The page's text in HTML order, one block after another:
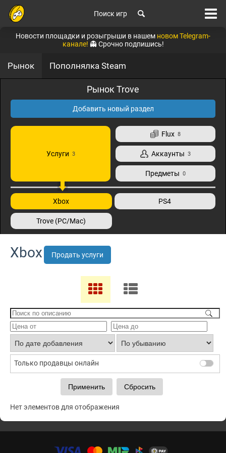
Поиск игр
Новости площадки и розыгрыши в нашем новом Telegram-
канале! 👻 Срочно подпишись!
Рынок Пополнялка Steam
Рынок Trove
Добавить новый раздел
Услуги 3
Flux 8
Аккаунты 3
Предметы 0
Xbox PS4
Trove (PC/Mac)
Xbox Продать услуги
Только продавцы онлайн
Нет элементов для отображения